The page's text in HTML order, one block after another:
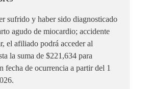
sufrido y haber sido diagnosticado
agudo de miocardio; accidente
el afiliado podrá acceder al
la suma de $221,634 para
fecha de ocurrencia a partir del 1